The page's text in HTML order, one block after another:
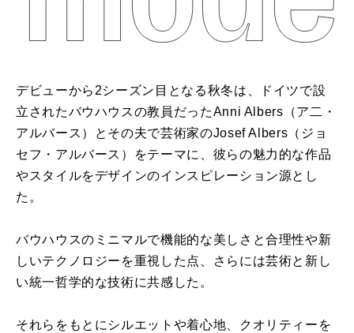
デビューから2シーズン目となる秋冬は、ドイツで設
立されたバウハウスの教員だったAnni Albers（ア二・
アルバース）とその夫で芸術家のJosef Albers（ジョ
セフ・アルバース）をテーマに、彼らの魅力的な作品
やスタイルをデザインのインスピレーション源とし
た。
バウハウスのミニマルで機能的な美しさと合理性や新
しいテクノロジーを重視した点、さらには芸術と新し
い統一哲学的な技術に共感した。
それらをもとにシルエットや着心地、クオリティーを